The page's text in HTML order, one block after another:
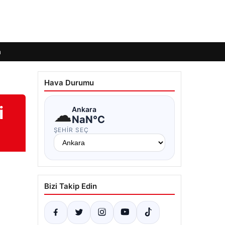
Hava Durumu
☁Ankara
NaN°C
ŞEHIR SEÇ
Bizi Takip Edin